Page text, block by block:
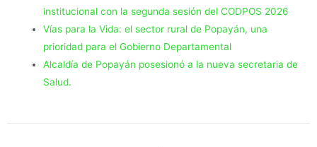
institucional con la segunda sesión del CODPOS 2026
Vías para la Vida: el sector rural de Popayán, una
prioridad para el Gobierno Departamental
Alcaldía de Popayán posesionó a la nueva secretaria de
Salud.